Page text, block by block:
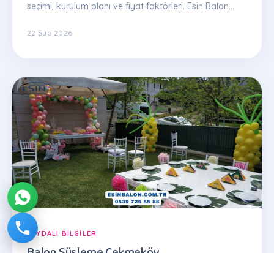
seçimi, kurulum planı ve fiyat faktörleri. Esin Balon
22 Şub 2026
FAYDALI BILGILER